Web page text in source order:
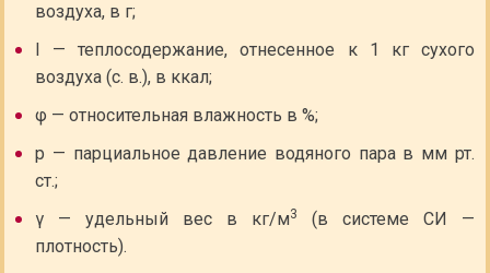
воздуха, в г;
I — теплосодержание, отнесенное к 1 кг сухого
воздуха (с. в.), в ккал;
φ — относительная влажность в %;
р — парциальное давление водяного пара в мм рт.
ст.;
γ — удельный вес в кг/м3
(в системе СИ —
плотность).